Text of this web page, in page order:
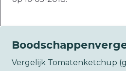
Vergelijk Tomatenketchup